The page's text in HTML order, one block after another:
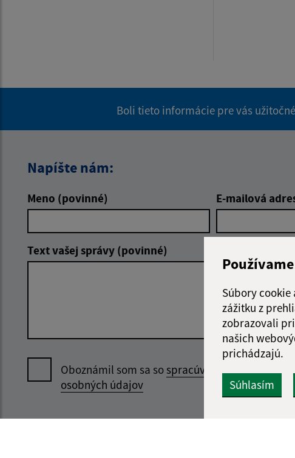
Súbory cookie
zážitku z
zobrazovali
našich
prichádzajú.
Súhlasím
Boli tieto informácie pre vás
Napíšte nám:
Meno (povinné) E-mailová
Text vašej správy (povinné)
Oboznámil som sa sospracúvaním
osobných údajov